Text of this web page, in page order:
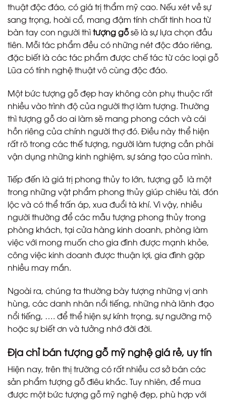
thuật độc đáo, có giá trị thẩm mỹ cao. Nếu xét về sự
sang trọng, hoài cổ, mang đậm tính chất tinh hoa từ
bàn tay con người thìtượng gỗsẽ là sự lựa chọn đầu
tiên. Mỗi tác phẩm đều có những nét độc đáo riêng,
đặc biết là các tác phẩm được chế tác từ các loại gỗ
Lũa có tính nghệ thuật vô cùng độc đáo.
Một bức tượng gỗ đẹp hay không còn phụ thuộc rất
nhiều vào trình độ của người thợ làm tượng. Thường
thì tượng gỗ do ai làm sẽ mang phong cách và cái
hồn riêng của chính người thợ đó. Điều này thể hiện
rất rõ trong các thế tượng, người làm tượng cần phải
vận dụng những kinh nghiệm, sự sáng tạo của mình.
Tiếp đến là giá trị phong thủy to lớn, tượng gỗ là một
trong những vật phẩm phong thủy giúp chiêu tài, đón
lộc và có thể trấn áp, xua đuổi tà khí. Vì vậy, nhiều
người thường để các mẫu tượng phong thủy trong
phòng khách, tại cửa hàng kinh doanh, phòng làm
việc với mong muốn cho gia đình được mạnh khỏe,
công việc kinh doanh được thuận lợi, gia đình gặp
nhiều may mắn.
Ngoài ra, chúng ta thường bày tượng những vị anh
hùng, các danh nhân nổi tiếng, những nhà lãnh đạo
nổi tiếng, …. để thể hiện sự kính trọng, sự ngưỡng mộ
hoặc sự biết ơn và tưởng nhớ đời đời.
Địa chỉ bán tượng gỗ mỹ nghệ giá rẻ, uy tín
Hiện nay, trên thị trường có rất nhiều cơ sở bán các
sản phẩm tượng gỗ điêu khắc. Tuy nhiên, để mua
được một bức tượng gỗ mỹ nghệ đẹp, phù hợp với